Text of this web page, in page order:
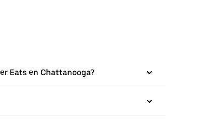
Eats en Chattanooga?